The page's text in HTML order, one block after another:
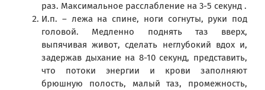
раз. Максимальное расслабление на 3-5 секунд .
И.п. – лежа на спине, ноги согнуты, руки под
головой. Медленно поднять таз вверх,
выпячивая живот, сделать неглубокий вдох и,
задержав дыхание на 8-10 секунд, представить,
что потоки энергии и крови заполняют
брюшную полость, малый таз, промежность,